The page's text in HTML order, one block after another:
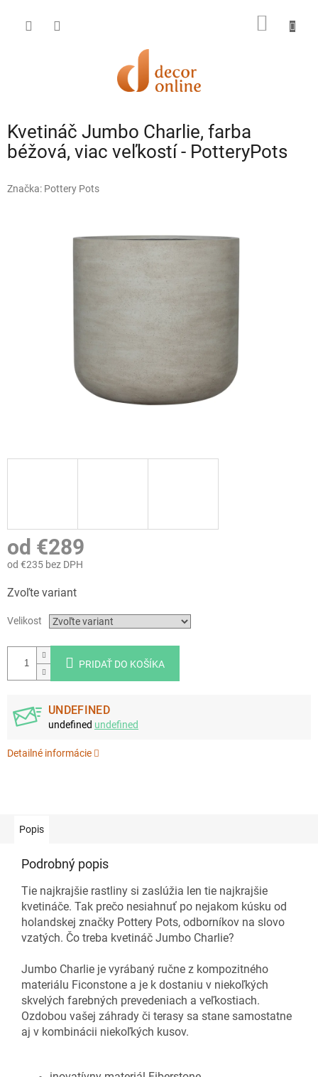
obsah
Kvetináč Jumbo Charlie, farba
béžová, viac veľkostí - PotteryPots
Značka: Pottery Pots
od €289
od €235 bez DPH
cena:
Zvoľte variant
Velikost
PRIDAŤ DO KOŠÍKA
UNDEFINED
undefined undefined
Detailné informácie
Popis
Podrobný popis
Tie najkrajšie rastliny si zaslúžia len tie najkrajšie
kvetináče. Tak prečo nesiahnuť po nejakom kúsku od
holandskej značky Pottery Pots, odborníkov na slovo
vzatých. Čo treba kvetináč Jumbo Charlie?
Jumbo Charlie je vyrábaný ručne z kompozitného
materiálu Ficonstone a je k dostaniu v niekoľkých
skvelých farebných prevedeniach a veľkostiach.
Ozdobou vašej záhrady či terasy sa stane samostatne
aj v kombinácii niekoľkých kusov.